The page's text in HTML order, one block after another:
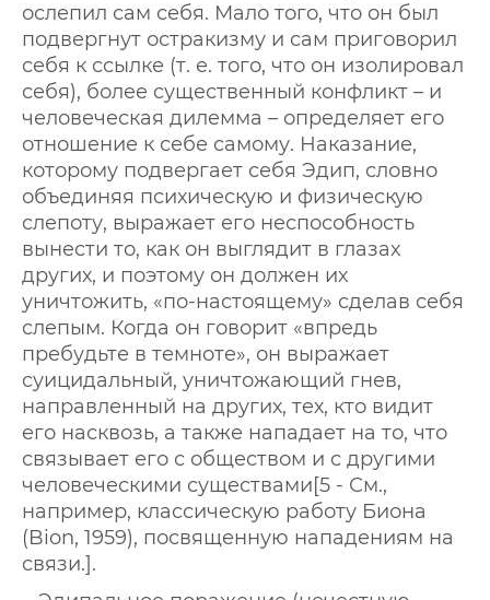
ослепил сам себя. Мало того, что он был
подвергнут остракизму и сам приговорил
себя к ссылке (т. е. того, что он изолировал
себя), более существенный конфликт – и
человеческая дилемма – определяет его
отношение к себе самому. Наказание,
которому подвергает себя Эдип, словно
объединяя психическую и физическую
слепоту, выражает его неспособность
вынести то, как он выглядит в глазах
других, и поэтому он должен их
уничтожить, «по-настоящему» сделав себя
слепым. Когда он говорит «впредь
пребудьте в темноте», он выражает
суицидальный, уничтожающий гнев,
направленный на других, тех, кто видит
его насквозь, а также нападает на то, что
связывает его с обществом и с другими
человеческими существами[5 - См.,
например, классическую работу Биона
(Bion, 1959), посвященную нападениям на
связи.].